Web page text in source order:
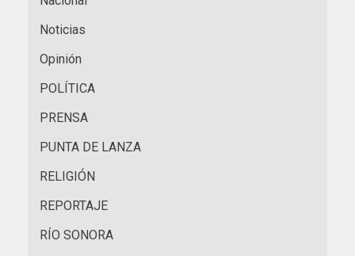
Noticias
Opinión
POLÍTICA
PRENSA
PUNTA DE LANZA
RELIGIÓN
REPORTAJE
RÍO SONORA